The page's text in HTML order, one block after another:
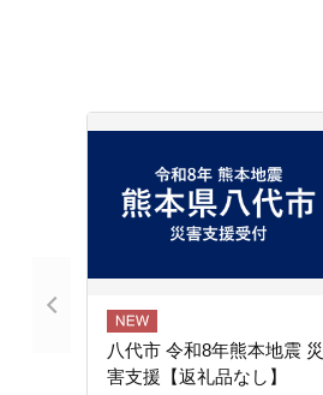
八代市 令和8年熊本地震 災
害支援【返礼品なし】